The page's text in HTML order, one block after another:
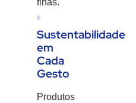
finas.
Sustentabilidade
em
Cada
Gesto
Produtos